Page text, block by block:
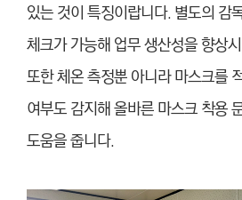
있는 것이 특징이랍니다. 별도의 감
체크가 가능해 업무 생산성을 향상
또한 체온 측정뿐 아니라 마스크를
여부도 감지해 올바른 마스크 착용
도움을 줍니다.